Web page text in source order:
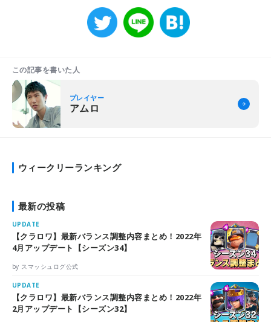
この記事を書いた人
プレイヤー
アムロ
ウィークリーランキング
最新の投稿
UPDATE
【クラロワ】最新バランス調整内容まとめ！2022年
4月アップデート【シーズン34】
by スマッシュログ公式
UPDATE
【クラロワ】最新バランス調整内容まとめ！2022年
2月アップデート【シーズン32】